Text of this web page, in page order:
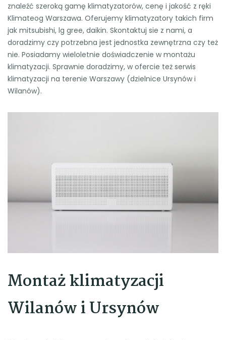
znaleźć szeroką gamę klimatyzatorów, cenę i jakość z ręki
Klimateog Warszawa. Oferujemy klimatyzatory takich firm
jak mitsubishi, lg gree, daikin. Skontaktuj sie z nami, a
doradzimy czy potrzebna jest jednostka zewnętrzna czy też
nie. Posiadamy wieloletnie doświadczenie w montażu
klimatyzacji. Sprawnie doradzimy, w ofercie też serwis
klimatyzacji na terenie Warszawy (dzielnice Ursynów i
Wilanów).
Montaż klimatyzacji
Wilanów i Ursynów